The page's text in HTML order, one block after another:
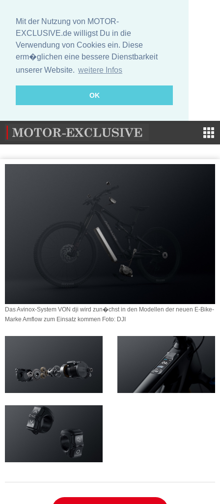
Mit der Nutzung von MOTOR-
EXCLUSIVE.de willigst Du in die
Verwendung von Cookies ein. Diese
erm�glichen eine bessere Dienstbarkeit
unserer Website. weitere Infos
OK
Das Avinox-System VON dji wird zun�chst in den Modellen der neuen E-Bike-
Marke Amflow zum Einsatz kommen Foto: DJI